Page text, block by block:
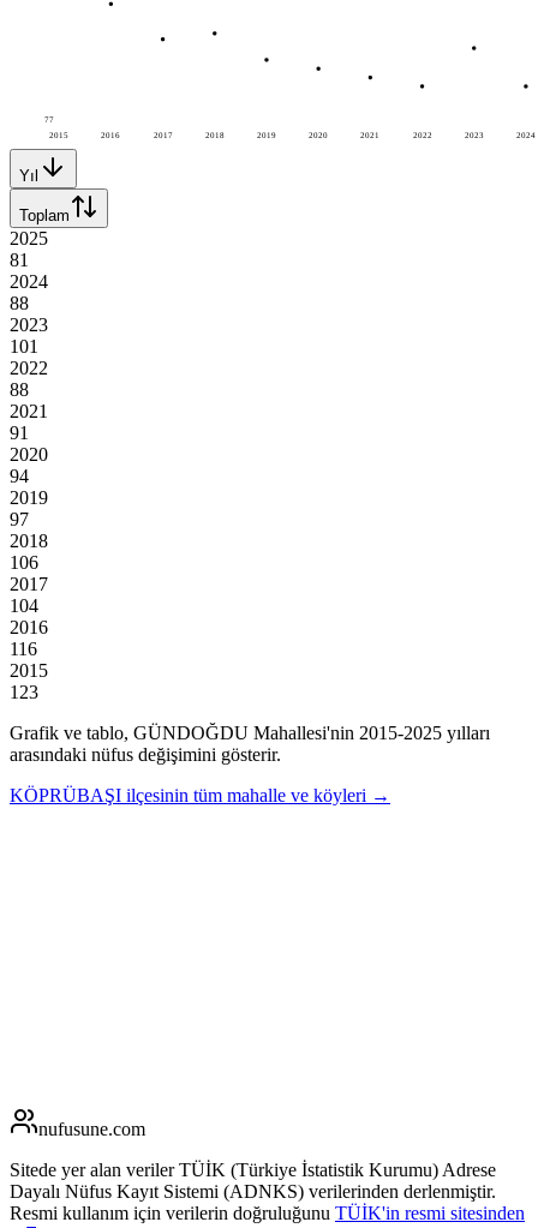
2015 2016 2017 2018 2019 2020 2021 2022 2023 2024
77
Yıl
Toplam
2025
81
2024
88
2023
101
2022
88
2021
91
2020
94
2019
97
2018
106
2017
104
2016
116
2015
123
Grafik ve tablo, GÜNDOĞDU Mahallesi'nin 2015-2025 yılları
arasındaki nüfus değişimini gösterir.
KÖPRÜBAŞI ilçesinin tüm mahalle ve köyleri →
nufusune.com
Sitede yer alan veriler TÜİK (Türkiye İstatistik Kurumu) Adrese
Dayalı Nüfus Kayıt Sistemi (ADNKS) verilerinden derlenmiştir.
Resmi kullanım için verilerin doğruluğunu TÜİK'in resmi sitesinden